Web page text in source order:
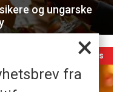
×
fra
og ungarske
Ledig plass